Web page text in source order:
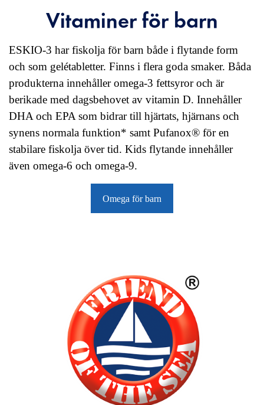
Vitaminer för barn
ESKIO-3 har fiskolja för barn både i flytande form
och som gelétabletter. Finns i flera goda smaker. Båda
produkterna innehåller omega-3 fettsyror och är
berikade med dagsbehovet av vitamin D. Innehåller
DHA och EPA som bidrar till hjärtats, hjärnans och
synens normala funktion* samt Pufanox® för en
stabilare fiskolja över tid. Kids flytande innehåller
även omega-6 och omega-9.
Omega för barn